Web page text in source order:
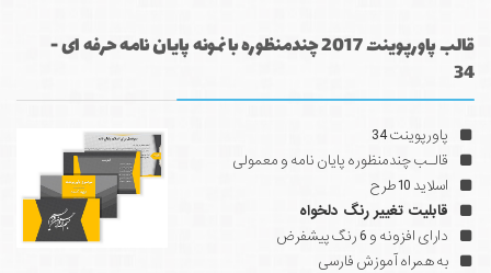
قالب پاورپوینت 2017 چندمنظوره با نمونه پایان نامه حرفه ای -
34
پاورپوینت 34
قالـب چندمنظوره پایان نامه و معمولی
اسلاید 10 طرح
قابلیت تغییر رنگ دلخواه
دارای افزونه و 6 رنگ پیشفرض
به همراه آموزش فارسی